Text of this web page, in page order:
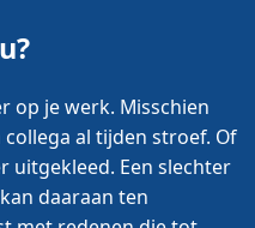
op je werk. Misschien
al tijden stroef. Of
uitgekleed. Een slechter
daaraan ten